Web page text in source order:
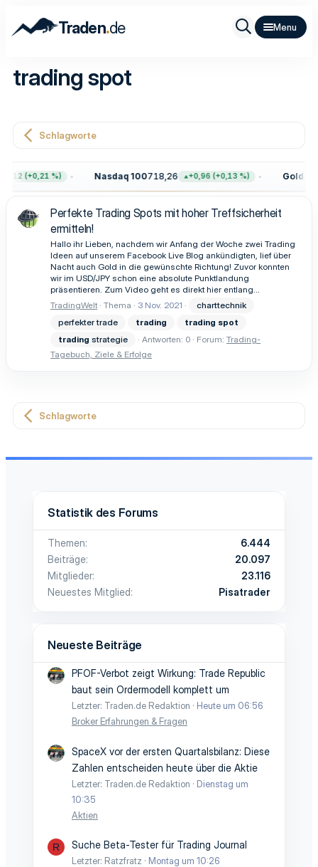
Traden.de
trading spot
Schlagworte
(+0,21 %) Nasdaq 100718,26 +0,96 (+0,13 %) Gold
Perfekte Trading Spots mit hoher Treffsicherheit
ermitteln!
Hallo ihr Lieben, nachdem wir Anfang der Woche zwei Trading
Ideen auf unserem Facebook Live Blog ankündigten, lief über
Nacht auch Gold in die gewünschte Richtung! Zuvor konnten
wir im USD/JPY schon eine absolute Punktlandung
präsentieren. Zum Video geht es direkt hier entlang...
TradingWelt Thema 3 Nov. 2021
charttechnik
perfekter trade
trading trading spot
trading strategie Antworten: 0 Forum: Trading-
Tagebuch, Ziele & Erfolge
Schlagworte
Statistik des Forums
Themen
6.444
Beiträge
20.097
Mitglieder
23.116
Neuestes Mitglied
Pisatrader
Neueste Beiträge
PFOF-Verbot zeigt Wirkung: Trade Republic
baut sein Ordermodell komplett um
Letzter: Traden.de Redaktion
Heute um 06:56
Broker Erfahrungen & Fragen
SpaceX vor der ersten Quartalsbilanz: Diese
Zahlen entscheiden heute über die Aktie
Letzter: Traden.de Redaktion
Dienstag um
10:35
Aktien
R Suche Beta-Tester für Trading Journal
Letzter: Ratzfratz
Montag um 10:26